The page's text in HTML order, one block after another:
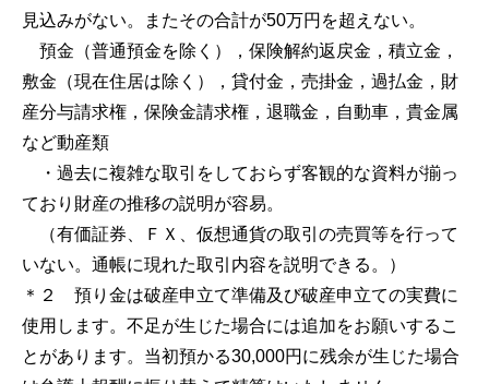
見込みがない。またその合計が50万円を超えない。
預金（普通預金を除く），保険解約返戻金，積立金，
敷金（現在住居は除く），貸付金，売掛金，過払金，財
産分与請求権，保険金請求権，退職金，自動車，貴金属
など動産類
・過去に複雑な取引をしておらず客観的な資料が揃っ
ており財産の推移の説明が容易。
（有価証券、ＦＸ、仮想通貨の取引の売買等を行って
いない。通帳に現れた取引内容を説明できる。）
＊２ 預り金は破産申立て準備及び破産申立ての実費に
使用します。不足が生じた場合には追加をお願いするこ
とがあります。当初預かる30,000円に残余が生じた場合